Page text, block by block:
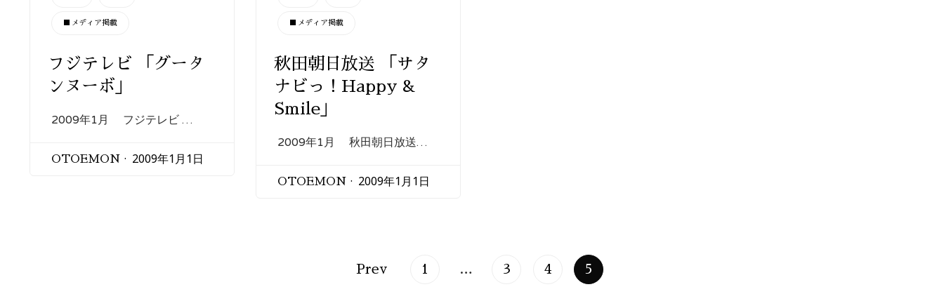
■メディア掲載
フジテレビ 「グータ
ンヌーボ」
2009年1月 フジテレビ …
OTOEMON 2009年1月1日
■メディア掲載
秋田朝日放送 「サタ
ナビっ！Happy &
Smile」
2009年1月 秋田朝日放送…
OTOEMON 2009年1月1日
Prev 1 … 3 4 5